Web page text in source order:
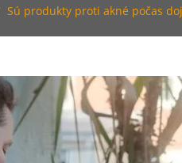
Sú produkty proti akné počas